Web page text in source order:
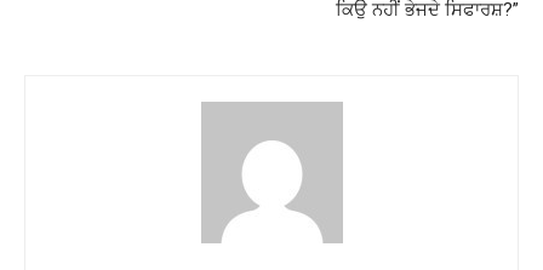
ਕਿਉ ਨਹੀਂ ਭੇਜਦੇ ਸਿਫਾਰਸ਼?”